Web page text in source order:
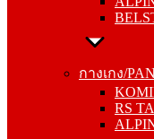
กางเกง/
RS
กางเกง/
RS